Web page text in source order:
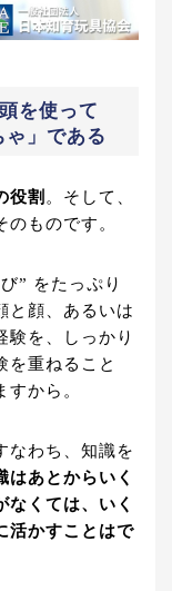
を使って
」である
役割 。そして、
ものです。
” をたっぷり
と顔、あるいは
験を、しっかり
を重ねること
から。
なわち、知識を
はあとからいく
なくては、いく
活かすことはで